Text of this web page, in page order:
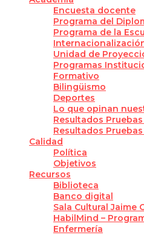
Encuesta docente
Programa del
Programa de la
Unidad de
Programas
Formativo
Bilingüismo
Deportes
Lo que opinan
Resultados
Resultados
Calidad
Política
Objetivos
Recursos
Biblioteca
Banco digital
Sala Cultural Jaime
HabilMind –
Enfermería